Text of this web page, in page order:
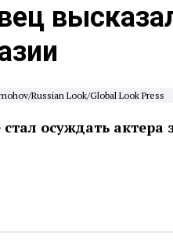
Russian Look/Global Look Press
осуждать